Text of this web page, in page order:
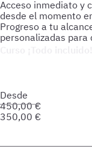
Acceso inmediato y
desde el momento
Progreso a tu
personalizadas para
Desde
450,00€
350,00 €